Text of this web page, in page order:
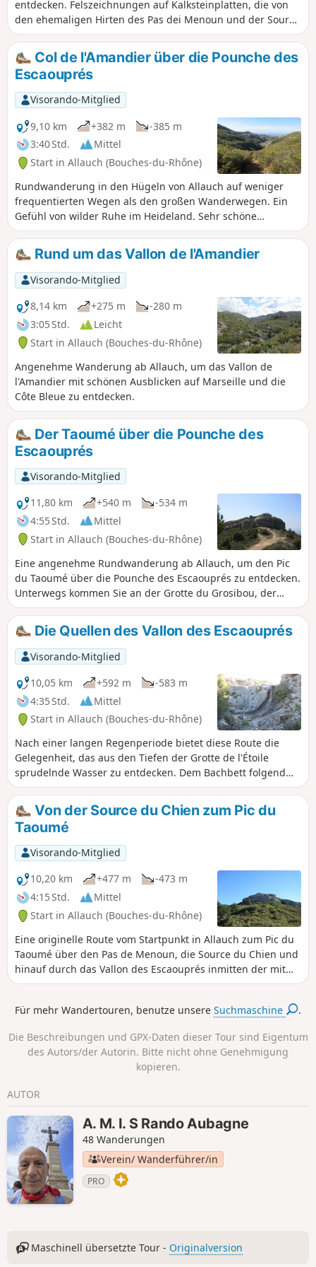
entdecken. Felszeichnungen auf Kalksteinplatten, die von
den ehemaligen Hirten des Pas dei Menoun und der Source
du Chien, einer seltenen Quelle, die den ganzen Winter
über und bis zum Frühjahr fließt, angefertigt wurden. Die
Grotte du Berger mit ihren Felszeichnungen, die Grotte de
l'Étoile, in der man nach starken Gewittern Wasser sprudeln
sehen kann. Auf dem Rückweg schließlich die Quelle
Laurier und der Aufstieg zum Grande Tête Rouge für einen
360°-Panoramablick auf Marseille und seine Umgebung.
Col de l'Amandier über die Pounche des
Escaouprés
Visorando-Mitglied
9,10 km
+382 m
-385 m
3:40 Std.
Mittel
Start in Allauch (Bouches-du-Rhône)
Rundwanderung in den Hügeln von Allauch auf weniger
frequentierten Wegen als den großen Wanderwegen. Ein
Gefühl von wilder Ruhe im Heideland. Sehr schöne
Ausblicke auf Marseille und die Chaîne de l'Étoile,
insbesondere auf die Aire de la Moure, ein Übungsgebiet
für Löschflüge der Zivilschutzflugzeuge.
Rund um das Vallon de l'Amandier
Visorando-Mitglied
8,14 km
+275 m
-280 m
3:05 Std.
Leicht
Start in Allauch (Bouches-du-Rhône)
Angenehme Wanderung ab Allauch, um das Vallon de
l'Amandier mit schönen Ausblicken auf Marseille und die
Côte Bleue zu entdecken.
Der Taoumé über die Pounche des
Escaouprés
Visorando-Mitglied
11,80 km
+540 m
-534 m
4:55 Std.
Mittel
Start in Allauch (Bouches-du-Rhône)
Eine angenehme Rundwanderung ab Allauch, um den Pic
du Taoumé über die Pounche des Escaouprés zu entdecken.
Unterwegs kommen Sie an der Grotte du Grosibou, der
Baume Sourne und dem Puits du Mûrier vorbei, bevor Sie
über den Col du Tubé zurückkehren. Auf dieser Wanderung
erwartet Sie eine herrliche 360°-Landschaft.
Die Quellen des Vallon des Escaouprés
Visorando-Mitglied
10,05 km
+592 m
-583 m
4:35 Std.
Mittel
Start in Allauch (Bouches-du-Rhône)
Nach einer langen Regenperiode bietet diese Route die
Gelegenheit, das aus den Tiefen der Grotte de l'Étoile
sprudelnde Wasser zu entdecken. Dem Bachbett folgend
führt der Rundweg hinab zu einem herrlichen Wasserfall,
den man wieder hinaufsteigt, um weiter oben die
überfließende Quelle „Source du Chien“ zu erreichen. Wenn
man dann das Vallon des Escaouprès inmitten der
Strudeltöpfe hinaufsteigt, bietet sich ein Abstecher zur Font
Berguette an, deren Wasserstrahl aus der Mitte der
Felswand sprudelt. Ein atemberaubendes Schauspiel.
Schließlich führt der Weg zum Pic du Taoumé, bevor man
über einen breiten Pfad zum Ausgangspunkt zurückkehrt.
Von der Source du Chien zum Pic du
Taoumé
Visorando-Mitglied
10,20 km
+477 m
-473 m
4:15 Std.
Mittel
Start in Allauch (Bouches-du-Rhône)
Eine originelle Route vom Startpunkt in Allauch zum Pic du
Taoumé über den Pas de Menoun, die Source du Chien und
hinauf durch das Vallon des Escaouprés inmitten der mit
Wasser gefüllten Kalksteintröge. Unterwegs lohnt sich ein
Gewittern Wasser aus ihrem Schlauch sprudeln sehen
Stollen. Das Ganze wird auf der gesamten Strecke von
prächtigen Landschaften gekrönt. (siehe Abschnitt „In der
Für mehr Wandertouren, benutze unsereSuchmaschine .
Die Beschreibungen und GPX-Daten dieser Tour sind Eigentum
des Autors/der Autorin. Bitte nicht ohne Genehmigung
kopieren.
AUTOR
A. M. I. S Rando Aubagne
48 Wanderungen
Verein/ Wanderführer/in
PRO
Maschinell übersetzte Tour - Originalversion